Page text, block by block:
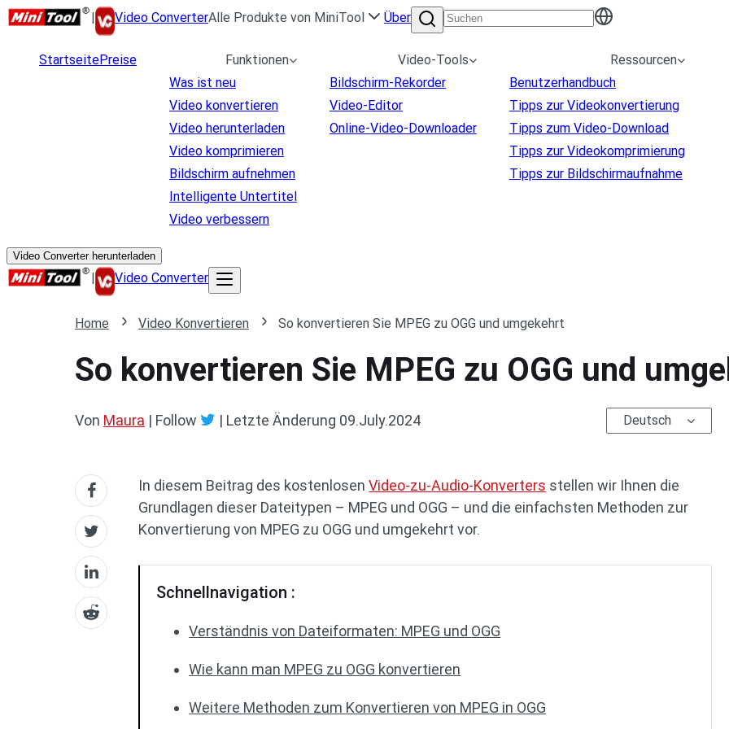
| Video ConverterAlle Produkte von MiniTool Über
StartseitePreise
Funktionen
Was ist neu
Video konvertieren
Video herunterladen
Video komprimieren
Bildschirm aufnehmen
Intelligente Untertitel
Video verbessern
Video-Tools
Bildschirm-Rekorder
Video-Editor
Online-Video-Downloader
Ressourcen
Benutzerhandbuch
Tipps zur Videokonvertierung
Tipps zum Video-Download
Tipps zur Videokomprimierung
Tipps zur Bildschirmaufnahme
Video Converter herunterladen
| Video Converter
Home Video Konvertieren So konvertieren Sie MPEG zu OGG und umgekehrt
So konvertieren Sie MPEG zu OGG und
Von Maura | Follow | Letzte Änderung 09.July.2024 Deutsch
In diesem Beitrag des kostenlosenVideo-zu-Audio-Konverters stellen wir Ihnen die
Grundlagen dieser Dateitypen – MPEG und OGG – und die einfachsten Methoden zur
Konvertierung von MPEG zu OGG und umgekehrt vor.
Schnellnavigation :
Verständnis von Dateiformaten: MPEG und OGG
Wie kann man MPEG zu OGG konvertieren
Weitere Methoden zum Konvertieren von MPEG in OGG